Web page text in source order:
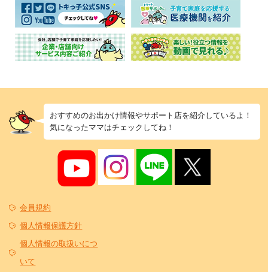
おすすめのお出かけ情報やサポート店を紹介しているよ！
気になったママはチェックしてね！
会員規約
個人情報保護方針
個人情報の取扱いにつ
いて